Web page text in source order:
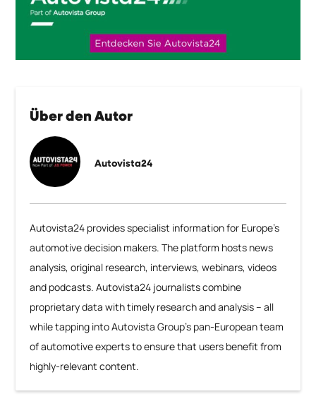
Über den Autor
Autovista24
Autovista24 provides specialist information for Europe’s
automotive decision makers. The platform hosts news
analysis, original research, interviews, webinars, videos
and podcasts. Autovista24 journalists combine
proprietary data with timely research and analysis – all
while tapping into Autovista Group’s pan-European team
of automotive experts to ensure that users benefit from
highly-relevant content.